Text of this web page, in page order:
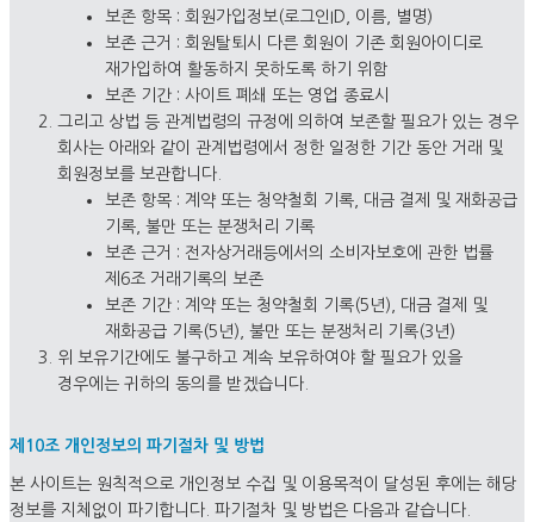
보존 항목 : 회원가입정보(로그인ID, 이름, 별명)
보존 근거 : 회원탈퇴시 다른 회원이 기존 회원아이디로
재가입하여 활동하지 못하도록 하기 위함
보존 기간 : 사이트 폐쇄 또는 영업 종료시
그리고 상법 등 관계법령의 규정에 의하여 보존할 필요가 있는 경우
회사는 아래와 같이 관계법령에서 정한 일정한 기간 동안 거래 및
회원정보를 보관합니다.
보존 항목 : 계약 또는 청약철회 기록, 대금 결제 및 재화공급
기록, 불만 또는 분쟁처리 기록
보존 근거 : 전자상거래등에서의 소비자보호에 관한 법률
제6조 거래기록의 보존
보존 기간 : 계약 또는 청약철회 기록(5년), 대금 결제 및
재화공급 기록(5년), 불만 또는 분쟁처리 기록(3년)
위 보유기간에도 불구하고 계속 보유하여야 할 필요가 있을
경우에는 귀하의 동의를 받겠습니다.
제10조 개인정보의 파기절차 및 방법
본 사이트는 원칙적으로 개인정보 수집 및 이용목적이 달성된 후에는 해당
정보를 지체없이 파기합니다. 파기절차 및 방법은 다음과 같습니다.